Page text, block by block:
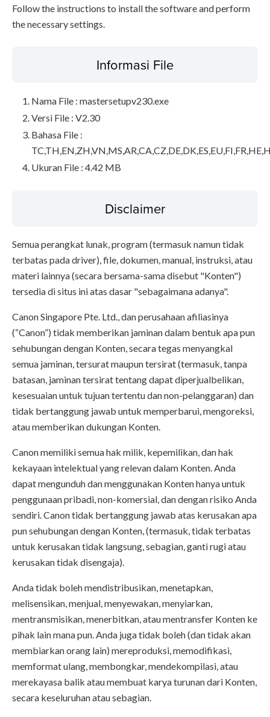
Follow the instructions to install the software and perform
the necessary settings.
Informasi File
Nama File : mastersetupv230.exe
Versi File : V2.30
Bahasa File :
Ukuran File : 4.42 MB
Disclaimer
Semua perangkat lunak, program (termasuk namun tidak
terbatas pada driver), file, dokumen, manual, instruksi, atau
materi lainnya (secara bersama-sama disebut "Konten")
tersedia di situs ini atas dasar "sebagaimana adanya".
Canon Singapore Pte. Ltd., dan perusahaan afiliasinya
(“Canon”) tidak memberikan jaminan dalam bentuk apa pun
sehubungan dengan Konten, secara tegas menyangkal
semua jaminan, tersurat maupun tersirat (termasuk, tanpa
batasan, jaminan tersirat tentang dapat diperjualbelikan,
kesesuaian untuk tujuan tertentu dan non-pelanggaran) dan
tidak bertanggung jawab untuk memperbarui, mengoreksi,
atau memberikan dukungan Konten.
Canon memiliki semua hak milik, kepemilikan, dan hak
kekayaan intelektual yang relevan dalam Konten. Anda
dapat mengunduh dan menggunakan Konten hanya untuk
penggunaan pribadi, non-komersial, dan dengan risiko Anda
sendiri. Canon tidak bertanggung jawab atas kerusakan apa
pun sehubungan dengan Konten, (termasuk, tidak terbatas
untuk kerusakan tidak langsung, sebagian, ganti rugi atau
kerusakan tidak disengaja).
Anda tidak boleh mendistribusikan, menetapkan,
melisensikan, menjual, menyewakan, menyiarkan,
mentransmisikan, menerbitkan, atau mentransfer Konten ke
pihak lain mana pun. Anda juga tidak boleh (dan tidak akan
membiarkan orang lain) mereproduksi, memodifikasi,
memformat ulang, membongkar, mendekompilasi, atau
merekayasa balik atau membuat karya turunan dari Konten,
secara keseluruhan atau sebagian.